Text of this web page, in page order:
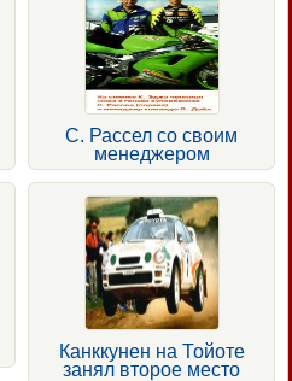
С. Рассел со своим
менеджером
Канккунен на Тойоте
занял второе место